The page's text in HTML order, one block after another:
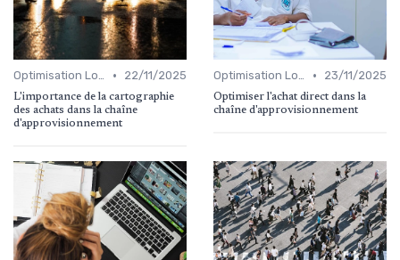
Optimisation Logistique • 22/11/2025
L'importance de la cartographie
des achats dans la chaîne
d'approvisionnement
Optimisation Logistique • 23/11/2025
Optimiser l'achat direct dans la
chaîne d'approvisionnement